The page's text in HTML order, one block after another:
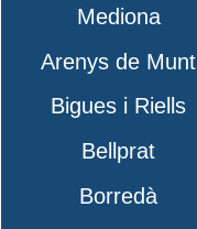
Mediona
Arenys de Munt
Bigues i Riells
Bellprat
Borredà